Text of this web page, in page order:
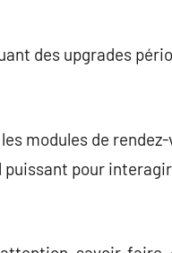
des upgrades
modules de rendez-
pour